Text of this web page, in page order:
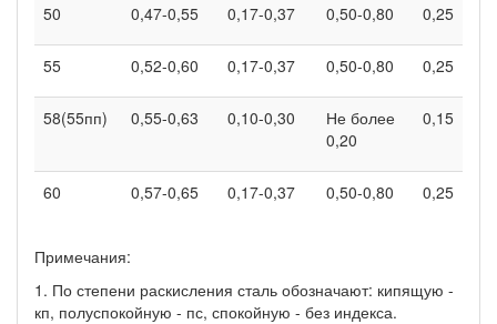
50 0,47-0,55 0,17-0,37 0,50-0,80 0,25
55 0,52-0,60 0,17-0,37 0,50-0,80 0,25
58(55пп) 0,55-0,63 0,10-0,30
Не более
0,20
0,15
60 0,57-0,65 0,17-0,37 0,50-0,80 0,25
Примечания:
1. По степени раскисления сталь обозначают: кипящую -
кп, полуспокойную - пс, спокойную - без индекса.